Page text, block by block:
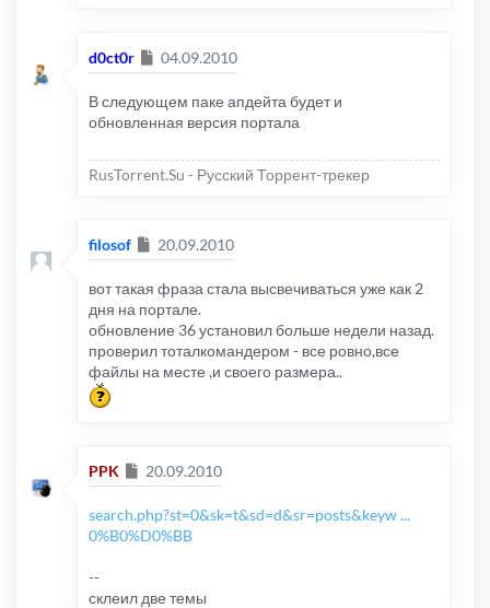
d0ct0r Сообщение
04.09.2010
В следующем паке апдейта будет и
обновленная версия портала
RusTorrent.Su - Русский Торрент-трекер
filosof Сообщение
20.09.2010
вот такая фраза стала высвечиваться уже как 2
дня на портале.
обновление 36 установил больше недели назад.
проверил тоталкомандером - все ровно,все
файлы на месте ,и своего размера..
PPK Сообщение
20.09.2010
search.php?st=0&sk=t&sd=d&sr=posts&keyw ...
0%B0%D0%BB
--
склеил две темы